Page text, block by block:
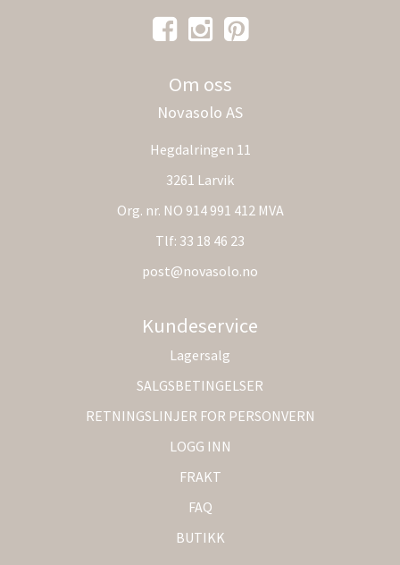
Om oss
Novasolo AS
Hegdalringen 11
3261 Larvik
Org. nr. NO 914 991 412 MVA
Tlf: 33 18 46 23
post@novasolo.no
Kundeservice
Lagersalg
SALGSBETINGELSER
RETNINGSLINJER FOR PERSONVERN
LOGG INN
FRAKT
FAQ
BUTIKK